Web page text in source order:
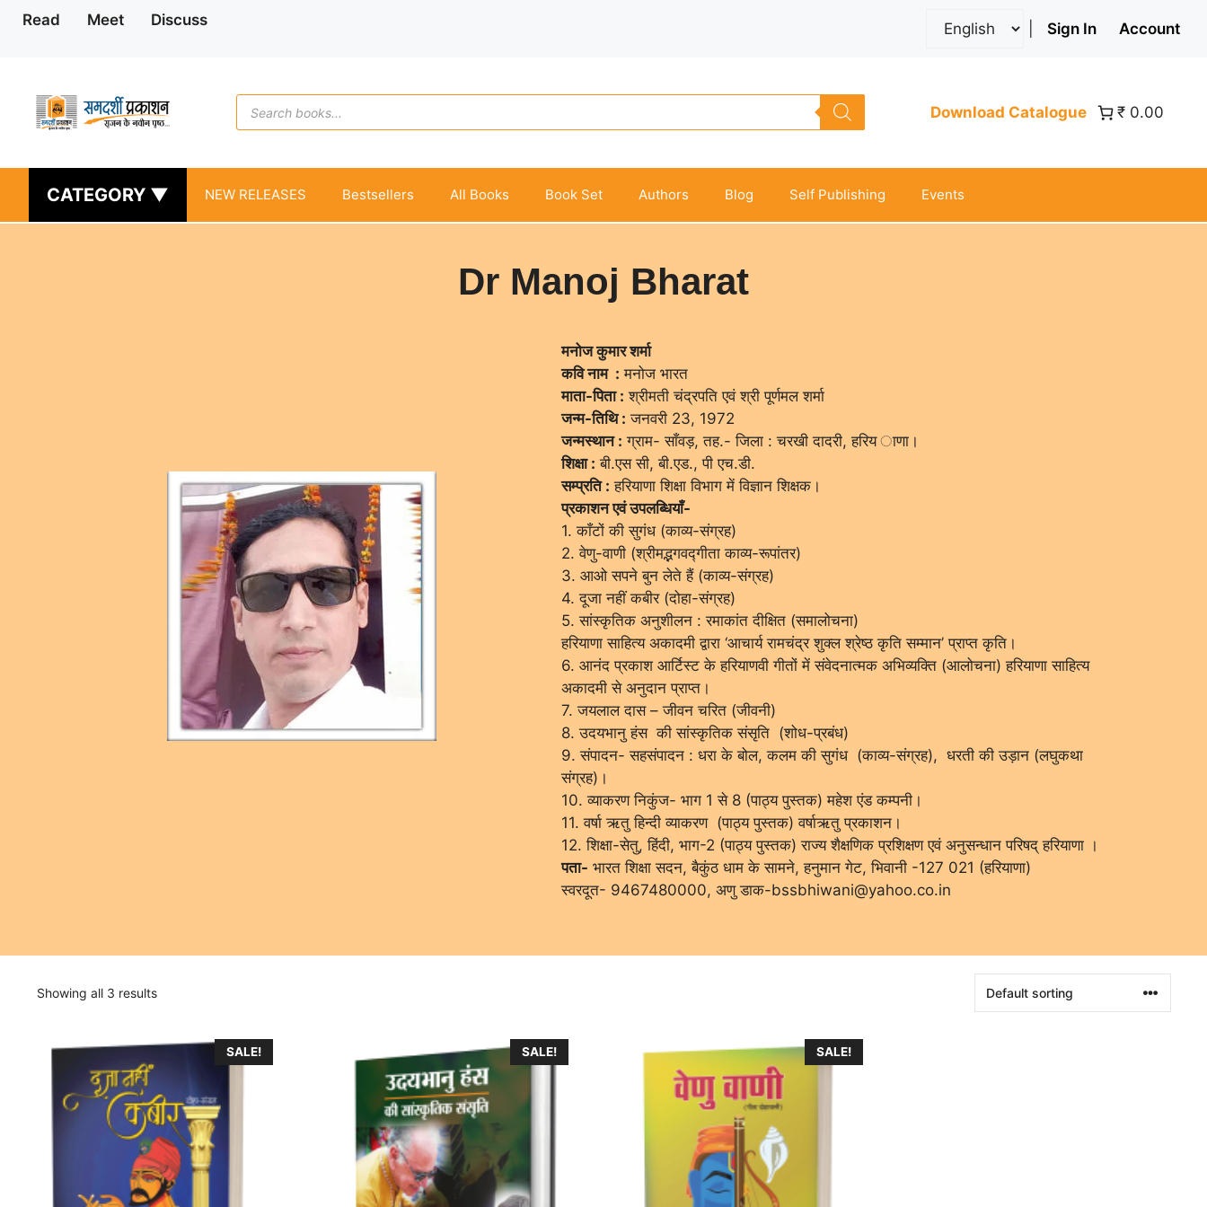
Skip
Read Meet Discuss Sign In Account
Products
search
Download Catalogue ₹ 0.00
CATEGORY ▼ NEW RELEASES Bestsellers All Books Book Set Authors Blog Self Publishing Events
Dr Manoj Bharat
मनोज कुमार शर्मा
कवि नाम : मनोज भारत
माता-पिता : श्रीमती चंद्रपति एवं श्री पूर्णमल शर्मा
जन्म-तिथि : जनवरी 23, 1972
जन्मस्थान : ग्राम- साँवड़, तह.- जिला : चरखी दादरी, हरिय ाणा।
शिक्षा : बी.एस सी, बी.एड., पी एच.डी.
सम्प्रति : हरियाणा शिक्षा विभाग में विज्ञान शिक्षक।
प्रकाशन एवं उपलब्धियाँ-
1. काँटों की सुगंध (काव्य-संग्रह)
2. वेणु-वाणी (श्रीमद्भगवद्गीता काव्य-रूपांतर)
3. आओ सपने बुन लेते हैं (काव्य-संग्रह)
4. दूजा नहीं कबीर (दोहा-संग्रह)
5. सांस्कृतिक अनुशीलन : रमाकांत दीक्षित (समालोचना)
हरियाणा साहित्य अकादमी द्वारा ‘आचार्य रामचंद्र शुक्ल श्रेष्ठ कृति सम्मान’ प्राप्त कृति।
6. आनंद प्रकाश आर्टिस्ट के हरियाणवी गीतों में संवेदनात्मक अभिव्यक्ति (आलोचना) हरियाणा साहित्य
अकादमी से अनुदान प्राप्त।
7. जयलाल दास – जीवन चरित (जीवनी)
8. उदयभानु हंस की सांस्कृतिक संसृति (शोध-प्रबंध)
9. संपादन- सहसंपादन : धरा के बोल, कलम की सुगंध (काव्य-संग्रह), धरती की उड़ान (लघुकथा
संग्रह)।
10. व्याकरण निकुंज- भाग 1 से 8 (पाठ्य पुस्तक) महेश एंड कम्पनी।
11. वर्षा ऋतु हिन्दी व्याकरण (पाठ्य पुस्तक) वर्षाऋतु प्रकाशन।
12. शिक्षा-सेतु, हिंदी, भाग-2 (पाठ्य पुस्तक) राज्य शैक्षणिक प्रशिक्षण एवं अनुसन्धान परिषद् हरियाणा ।
पता- भारत शिक्षा सदन, बैकुंठ धाम के सामने, हनुमान गेट, भिवानी -127 021 (हरियाणा)
स्वरदूत- 9467480000, अणु डाक-bssbhiwani@yahoo.co.in
Showing all 3 results
SALE!
This
product
multiple
SALE! SALE!